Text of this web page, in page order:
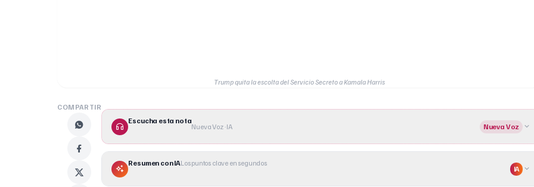
Trump quita la escolta del Servicio Secreto a Kamala Harris
COMPARTIR
Escucha esta nota
Nueva Voz · IA Nueva Voz
Resumen con IALos puntos clave en segundos
IA